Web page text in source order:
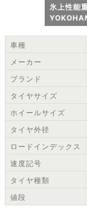
氷上性能
車種
メーカー
ブランド
タイヤサイズ
ホイールサイズ
タイヤ外径
ロードインデックス
速度記号
タイヤ種類
値段